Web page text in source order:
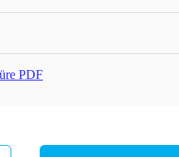
PDF